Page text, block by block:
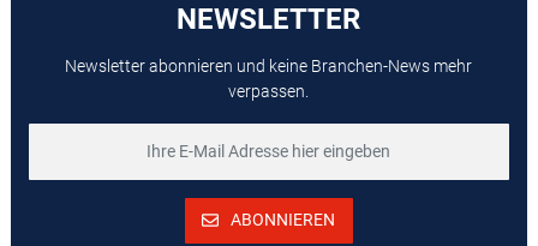
NEWSLETTER
Newsletter abonnieren und keine Branchen-News mehr
verpassen.
ABONNIEREN